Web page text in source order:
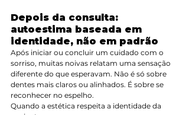
Depois da consulta:
autoestima baseada em
identidade, não em padrão
Após iniciar ou concluir um cuidado com o
sorriso, muitas noivas relatam uma sensação
diferente do que esperavam. Não é só sobre
dentes mais claros ou alinhados. É sobre se
reconhecer no espelho.
Quando a estética respeita a identidade da